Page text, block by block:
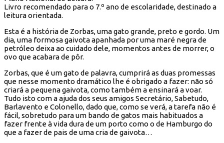
Livro recomendado para o 7.º ano de escolaridade, destinado a
leitura orientada.
Esta é a história de Zorbas, uma gato grande, preto e gordo. Um
dia, uma formosa gaivota apanhada por uma maré negra de
petróleo deixa ao cuidado dele, momentos antes de morrer, o
ovo que acabara de pôr.
Zorbas, que é um gato de palavra, cumprirá as duas promessas
que nesse momento dramático lhe é obrigado a fazer: não só
criará a pequena gaivota, como também a ensinará a voar.
Tudo isto com a ajuda dos seus amigos Secretário, Sabetudo,
Barlavento e Colonello, dado que, como se verá, a tarefa não é
fácil, sobretudo para um bando de gatos mais habituados a
fazer frente à vida dura de um porto como o de Hamburgo do
que a fazer de pais de uma cria de gaivota…